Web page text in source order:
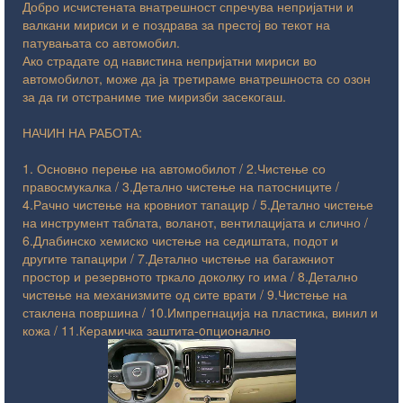
СОВРШЕНА
ВАШЕТО
Добро исчистената внатрешност спречува непријатни и
валкани мириси и е поздрава за престој во текот на
патувањата со автомобил.
Ако страдате од навистина непријатни мириси во
автомобилот, може да ја третираме внатрешноста со озон
за да ги отстраниме тие миризби засекогаш.
НАЧИН НА РАБОТА:
1. Основно перење на автомобилот / 2.Чистење со
правосмукалка / 3.Детално чистење на патосниците /
4.Рачно чистење на кровниот тапацир / 5.Детално чистење
на инструмент таблата, воланот, вентилацијата и слично /
6.Длабинско хемиско чистење на седиштата, подот и
другите тапацири / 7.Детално чистење на багажниот
простор и резервното тркало доколку го има / 8.Детално
чистење на механизмите од сите врати / 9.Чистење на
стаклена површина / 10.Импрегнација на пластика, винил и
кожа / 11.Керамичка заштита-oпционално